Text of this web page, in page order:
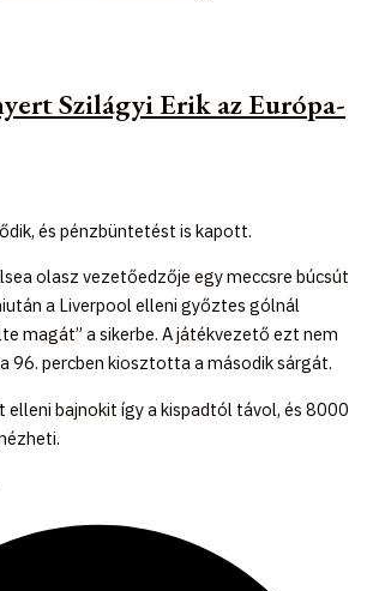
Szilágyi Erik az Európa-
és pénzbüntetést is kapott.
olasz vezetőedzője egy meccsre búcsút
a Liverpool elleni győztes gólnál
magát” a sikerbe. A játékvezető ezt nem
96. percben kiosztotta a második sárgát.
bajnokit így a kispadtól távol, és 8000